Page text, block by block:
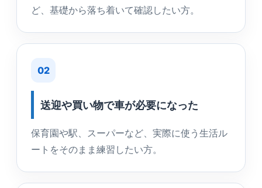
ど、基礎から落ち着いて確認したい方。
02
送迎や買い物で車が必要になった
保育園や駅、スーパーなど、実際に使う生活ル
ートをそのまま練習したい方。